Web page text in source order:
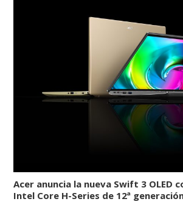
Acer anuncia la nueva Swift 3 OLED
Intel Core H-Series de 12ª